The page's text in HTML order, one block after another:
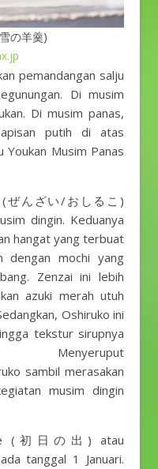
の羊羹)
pemandangan salju
Di musim
Di musim panas,
putih di atas
Musim Panas
(ぜんざい/おしるこ)
dingin. Keduanya
hangat yang terbuat
dengan mochi yang
Zenzai ini lebih
azuki merah utuh
Oshiruko ini
tekstur sirupnya
sambil merasakan
musim dingin
(初日の出) atau
tanggal 1 Januari.